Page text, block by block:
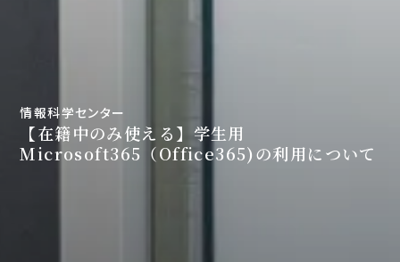
情報科学センター
【在籍中のみ使える】学生用
Microsoft365（Office365)の利用について